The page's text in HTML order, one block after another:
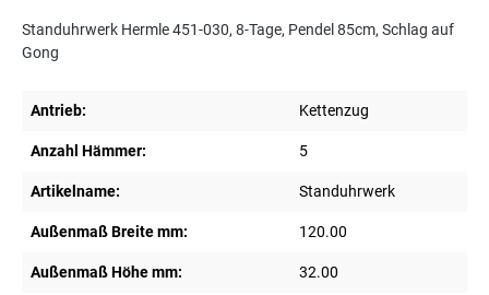
Standuhrwerk Hermle 451-030, 8-Tage, Pendel 85cm, Schlag auf
Gong
Antrieb: Kettenzug
Anzahl Hämmer: 5
Artikelname: Standuhrwerk
Außenmaß Breite mm: 120.00
Außenmaß Höhe mm: 32.00